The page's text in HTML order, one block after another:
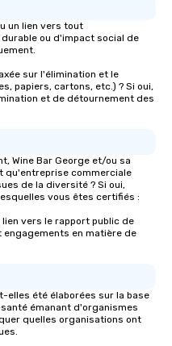
excellence to next
un lien vers tout
ou d'impact social de
sur l'élimination et le
papiers, cartons, etc.) ? Si oui,
et de détournement des
Wine Bar George et/ou sa
qu'entreprise commerciale
de la diversité ? Si oui,
vous êtes certifiés :
vers le rapport public de
engagements en matière de
elles été élaborées sur la base
émanant d'organismes
quelles organisations ont